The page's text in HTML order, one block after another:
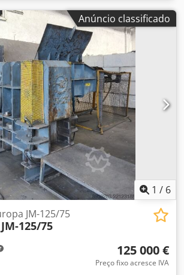
Anúncio classificado
1 / 6
JM-125/75
JM-125/75
125 000 €
Preço fixo acresce IVA